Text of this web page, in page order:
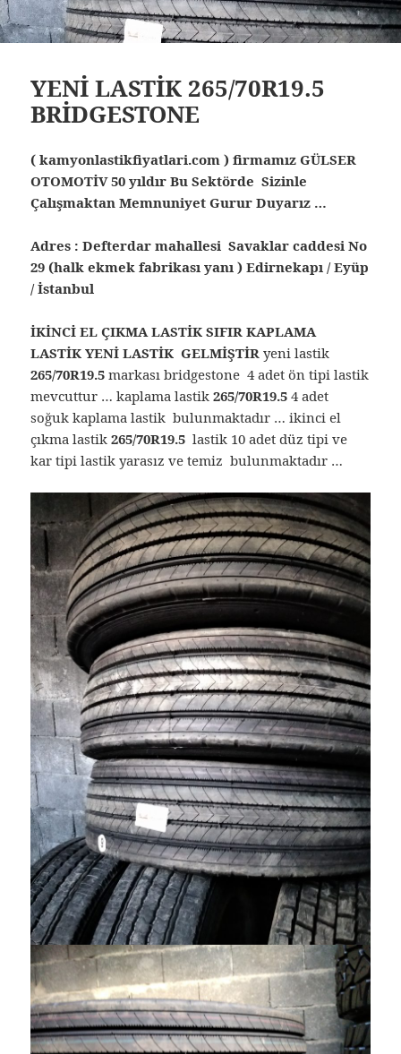
YENİ LASTİK 265/70R19.5
BRİDGESTONE
( kamyonlastikfiyatlari.com ) firmamız GÜLSER
OTOMOTİV 50 yıldır Bu Sektörde Sizinle
Çalışmaktan Memnuniyet Gurur Duyarız …
Adres : Defterdar mahallesi Savaklar caddesi No
29 (halk ekmek fabrikası yanı ) Edirnekapı / Eyüp
/ İstanbul
İKİNCİ EL ÇIKMA LASTİK SIFIR KAPLAMA
LASTİK YENİ LASTİK GELMİŞTİRyeni lastik
265/70R19.5markası bridgestone 4 adet ön tipi lastik
mevcuttur … kaplama lastik265/70R19.54 adet
soğuk kaplama lastik bulunmaktadır … ikinci el
çıkma lastik265/70R19.5 lastik 10 adet düz tipi ve
kar tipi lastik yarasız ve temiz bulunmaktadır …